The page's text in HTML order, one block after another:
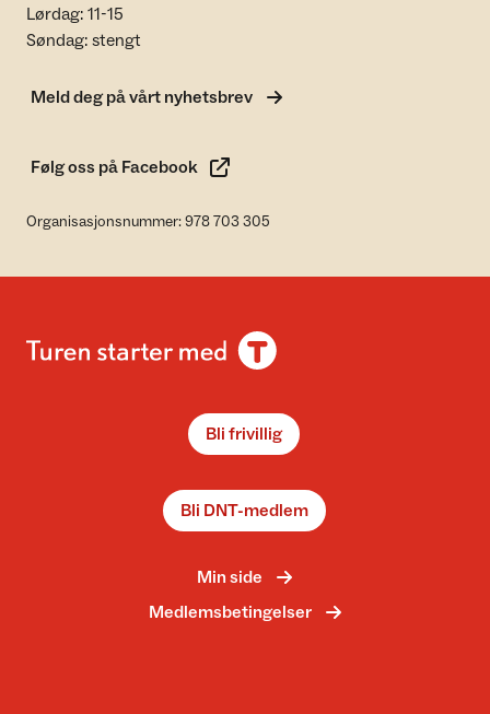
Lørdag: 11-15
Søndag: stengt
Meld deg på vårt nyhetsbrev
Følg oss på Facebook
Organisasjonsnummer: 978 703 305
Bli frivillig
Bli DNT-medlem
Min side
Medlemsbetingelser